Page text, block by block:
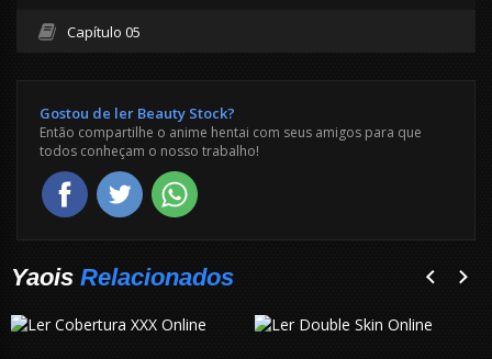
Capítulo 05
Gostou de ler Beauty Stock?
Então compartilhe o anime hentai com seus amigos para que
todos conheçam o nosso trabalho!
Yaois Relacionados